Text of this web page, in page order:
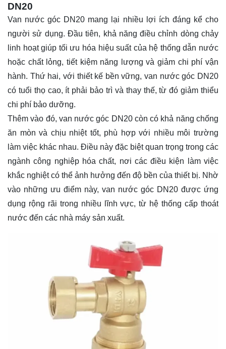
DN20
Van nước góc DN20 mang lại nhiều lợi ích đáng kể cho
người sử dụng. Đầu tiên, khả năng điều chỉnh dòng chảy
linh hoạt giúp tối ưu hóa hiệu suất của hệ thống dẫn nước
hoặc chất lỏng, tiết kiệm năng lượng và giảm chi phí vận
hành. Thứ hai, với thiết kế bền vững, van nước góc DN20
có tuổi thọ cao, ít phải bảo trì và thay thế, từ đó giảm thiểu
chi phí bảo dưỡng.
Thêm vào đó, van nước góc DN20 còn có khả năng chống
ăn mòn và chịu nhiệt tốt, phù hợp với nhiều môi trường
làm việc khác nhau. Điều này đặc biệt quan trọng trong các
ngành công nghiệp hóa chất, nơi các điều kiện làm việc
khắc nghiệt có thể ảnh hưởng đến độ bền của thiết bị. Nhờ
vào những ưu điểm này, van nước góc DN20 được ứng
dụng rộng rãi trong nhiều lĩnh vực, từ hệ thống cấp thoát
nước đến các nhà máy sản xuất.